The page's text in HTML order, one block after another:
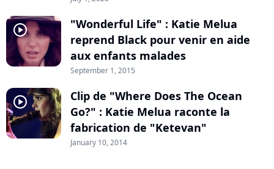
player2
"Wonderful Life" : Katie Melua
reprend Black pour venir en aide
aux enfants malades
September 1, 2015
player2
Clip de "Where Does The Ocean
Go?" : Katie Melua raconte la
fabrication de "Ketevan"
January 10, 2014